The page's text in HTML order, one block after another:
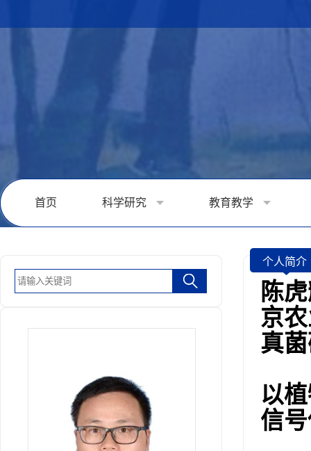
首页 科学研究 教育教学
个人简介
陈
京
真
以
信